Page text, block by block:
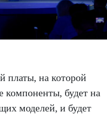
платы, на которой
компоненты, будет на
моделей, и будет